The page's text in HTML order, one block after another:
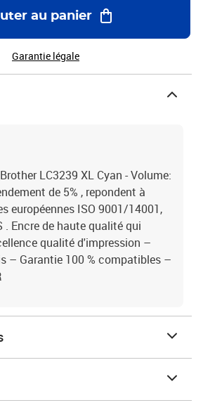
au panier
Garantie légale
LC3239 XL Cyan - Volume:
de 5% , repondent à
européennes ISO 9001/14001,
. Encre de haute qualité qui
qualité d'impression –
– Garantie 100 % compatibles –